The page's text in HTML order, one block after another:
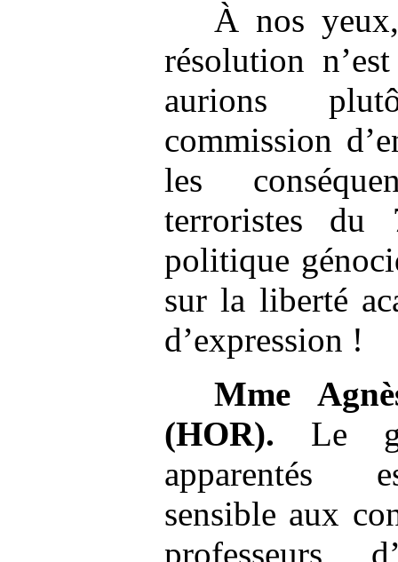
À nos
résolution
aurions
commission
les
terroristes
politique
sur la liberté
d’expression !
Mme
(HOR). Le
apparentés
sensible aux
professeurs